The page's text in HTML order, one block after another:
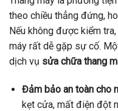
theo chiều thẳng đứng,
Nếu không được kiểm
máy rất dễ gặp sự cố.
dịch vụ sửa chữa thang
Đảm bảo an toàn cho
kẹt cửa, mất điện đột